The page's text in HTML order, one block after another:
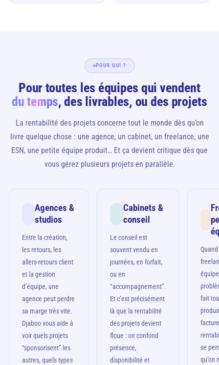
POUR QUI ?
Pour toutes les équipes qui vendent
du temps, des livrables, ou des projets
La rentabilité des projets concerne tout le monde dès qu’on
livre quelque chose : une agence, un cabinet, un freelance, une
ESN, une petite équipe produit… Et ça devient critique dès que
vous gérez plusieurs projets en parallèle.
Agences &
studios
Entre la création,
les retours, les
allers-retours client
et la gestion
d’équipe, une
agence peut perdre
sa marge très vite.
Djaboo vous aide à
voir quels projets
“sponsorisent” les
autres, quels types
Cabinets &
conseil
Le conseil est
souvent vendu en
journées, en forfait,
ou en
“accompagnement”.
Et c’est précisément
là que la rentabilité
des projets devient
floue : on confond
présence,
disponibilité et
fait
se
qu’on